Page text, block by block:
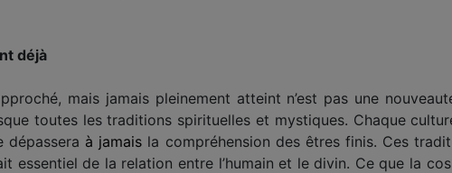
déjà
mais jamais pleinement atteint n’est pas une
toutes les traditions spirituelles et mystiques. Chaque
dépassera à jamais la compréhension des êtres finis. Ces
essentiel de la relation entre l’humain et le divin. Ce que la